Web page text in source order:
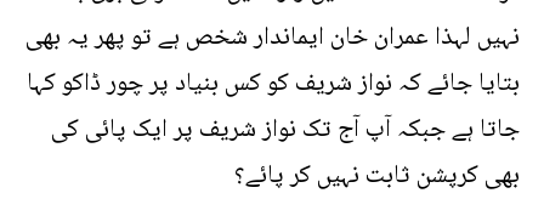
نہیں لہذا عمران خان ایماندار شخص ہے تو پھر یہ بھی
بتایا جائے کہ نواز شریف کو کس بنیاد پر چور ڈاکو کہا
جاتا ہے جبکہ آپ آج تک نواز شریف پر ایک پائی کی
بھی کرپشن ثابت نہیں کر پائے؟